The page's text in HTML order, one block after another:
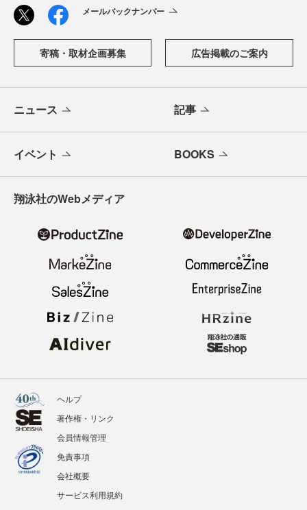
メールバックナンバー
寄稿・取材企画募集 広告掲載のご案内
ニュース 記事
イベント BOOKS
翔泳社のWebメディア
ヘルプ
著作権・リンク
会員情報管理
免責事項
会社概要
サービス利用規約